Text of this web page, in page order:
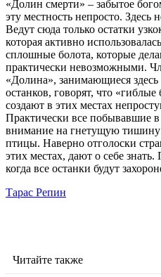
«Долин смерти» – забытое
эту местность непросто.
Ведут сюда только остатки
которая активно
сплошные болота, которые
практически невозможными.
«Долина», занимающиеся
останков, говорят, что
создают в этих местах
Практически все побывавшие
внимание на гнетущую тишину:
птицы. Наверно отголоски
этих местах, дают о себе
когда все останки будут
Тарас Репин
Читайте также